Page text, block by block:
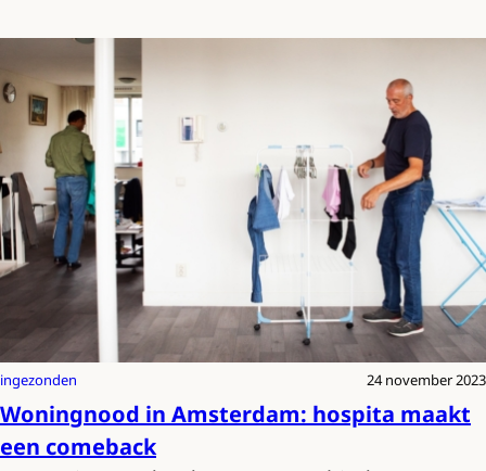
ingezonden 24 november 2023
Woningnood in Amsterdam: hospita maakt
een comeback